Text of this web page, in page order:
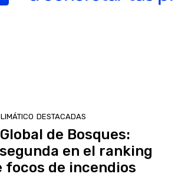
DESTACADAS
de Bosques:
en el ranking
focos de incendios